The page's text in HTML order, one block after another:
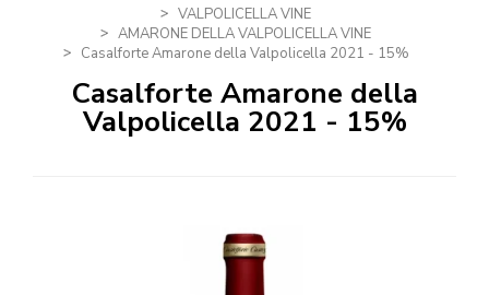
VALPOLICELLA VINE
AMARONE DELLA VALPOLICELLA VINE
Casalforte Amarone della Valpolicella 2021 - 15%
Casalforte Amarone della
Valpolicella 2021 - 15%